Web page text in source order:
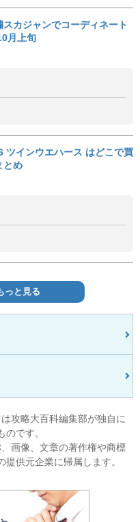
スカジャンでコーディネート
月上旬
ツインウエハース はどこで買
とめ
っと見る
攻略大百科編集部が独自に
のです。
画像、文章の著作権や商標
供元企業に帰属します。